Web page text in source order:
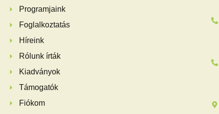
Programjaink
Foglalkoztatás
Híreink
Rólunk írták
Kiadványok
Támogatók
Fiókom